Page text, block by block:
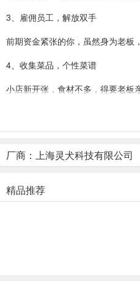
3、雇佣员工，解放双手
前期资金紧张的你，虽然身为老板
4、收集菜品，个性菜谱
小店新开张，食材不多，得要老板
6、购买设备，扩大经营
想要做大做强，升级旧设备，购买
厂商：上海灵犬科技有限公司
精品推荐